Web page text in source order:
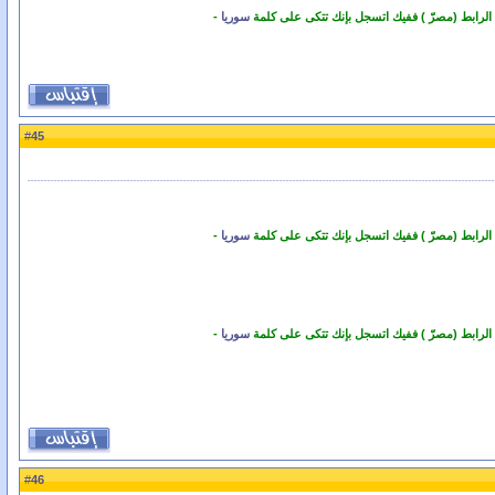
الرابط (مصرّ ) ففيك اتسجل بإنك تتكى على كلمةسوريا -
#
45
الرابط (مصرّ ) ففيك اتسجل بإنك تتكى على كلمةسوريا -
الرابط (مصرّ ) ففيك اتسجل بإنك تتكى على كلمةسوريا -
#
46